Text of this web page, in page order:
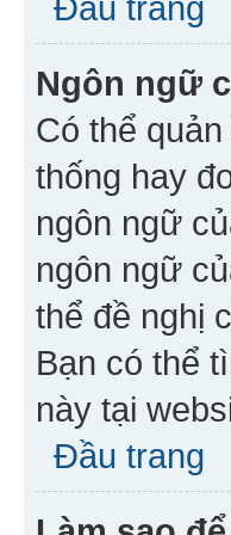
Ngôn ngữ
Có thể
thống hay
ngôn ngữ
ngôn ngữ
thể đề nghị
Bạn có thể
này tại
Đầu trang